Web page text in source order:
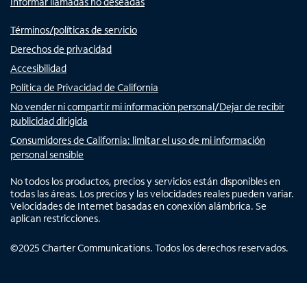
Términos/políticas de servicio
Derechos de privacidad
Accesibilidad
Política de Privacidad de California
No vender ni compartir mi información personal/Dejar de recibir
publicidad dirigida
Consumidores de California: limitar el uso de mi información
personal sensible
No todos los productos, precios y servicios están disponibles en
todas las áreas. Los precios y las velocidades reales pueden variar.
Velocidades de Internet basadas en conexión alámbrica. Se
aplican restricciones.
©2025 Charter Communications. Todos los derechos reservados.